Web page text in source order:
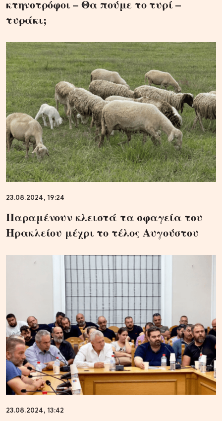
κτηνοτρόφοι – Θα πούμε το τυρί –
τυράκι;
23.08.2024, 19:24
Παραμένουν κλειστά τα σφαγεία του
Ηρακλείου μέχρι το τέλος Αυγούστου
23.08.2024, 13:42